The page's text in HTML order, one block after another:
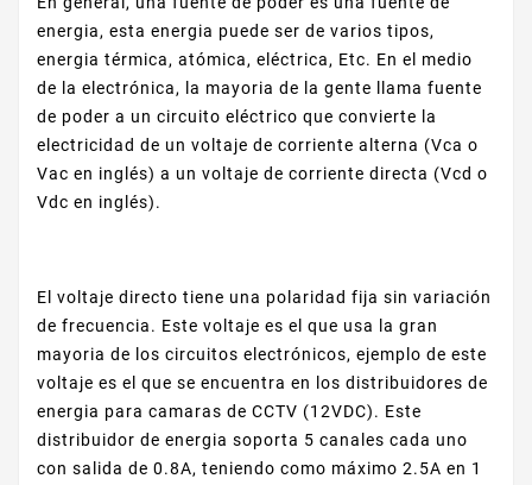
energia, esta energia puede ser de varios tipos,
energia térmica, atómica, eléctrica, Etc. En el medio
de la electrónica, la mayoria de la gente llama fuente
de poder a un circuito eléctrico que convierte la
electricidad de un voltaje de corriente alterna (Vca o
Vac en inglés) a un voltaje de corriente directa (Vcd o
Vdc en inglés).
El voltaje directo tiene una polaridad fija sin variación
de frecuencia. Este voltaje es el que usa la gran
mayoria de los circuitos electrónicos, ejemplo de este
voltaje es el que se encuentra en los distribuidores de
energia para camaras de CCTV (12VDC). Este
distribuidor de energia soporta 5 canales cada uno
con salida de 0.8A, teniendo como máximo 2.5A en 1